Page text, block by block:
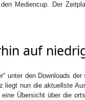
Mediencup. Der
auf
unter den Downloads
nun die aktuellste
Übersicht über die